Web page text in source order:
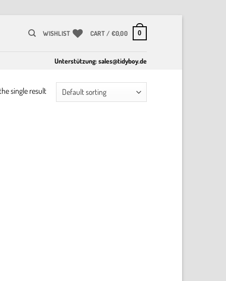
WISHLIST CART / €0,00 0
Unterstützung:sales@tidyboy.de
single result